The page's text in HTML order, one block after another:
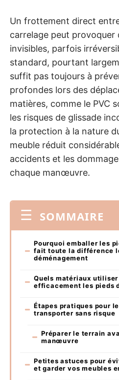
Un frottement direct
carrelage peut provoquer
invisibles, parfois
standard, pourtant
suffit pas toujours à
profondes lors des
matières, comme le PVC
les risques de glissade
la protection à la nature
meuble réduit
accidents et les
chaque manœuvre.
SOMMAIRE
Pourquoi emballer les
fait toute la différence
déménagement
Quels matériaux
efficacement les pieds
Étapes pratiques pour
transporter sans risque
Préparer le terrain
manœuvre
Petites astuces pour
et garder vos meubles